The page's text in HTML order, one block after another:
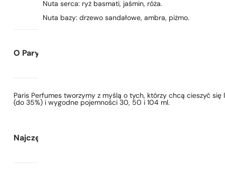
Nuta serca: ryż basmati, jaśmin, róża.
Nuta bazy: drzewo sandałowe, ambra, piżmo.
O Paryskie Perfumy
Paris Perfumes tworzymy z myślą o tych, którzy chcą cieszyć
(do 35%) i wygodne pojemności 30, 50 i 104 ml.
Najczęściej zadawane pytania